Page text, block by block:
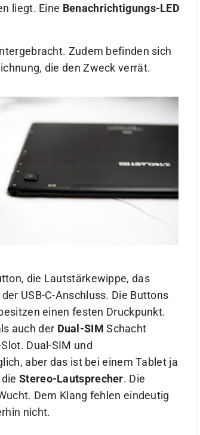
liegt. Eine Benachrichtigungs-LED
Zudem befinden sich
die den Zweck verrät.
die Lautstärkewippe, das
USB-C-Anschluss. Die Buttons
einen festen Druckpunkt.
auch der Dual-SIM Schacht
Dual-SIM und
aber das ist bei einem Tablet ja
Stereo-Lautsprecher. Die
Dem Klang fehlen eindeutig
nicht.